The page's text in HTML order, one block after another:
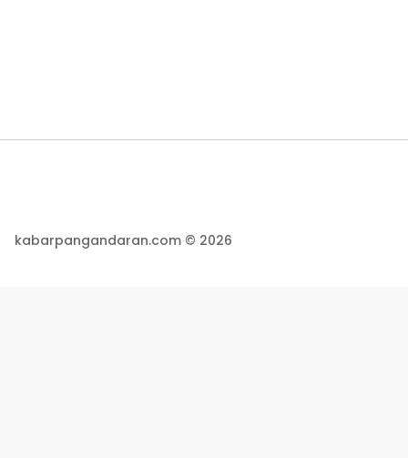
kabarpangandaran.com © 2026